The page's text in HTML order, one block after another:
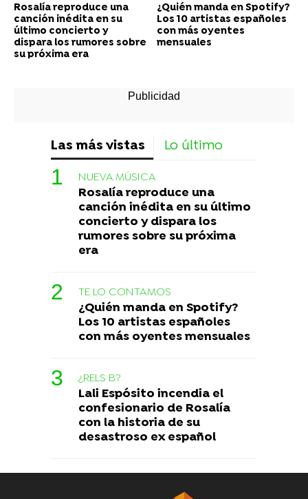
Rosalía reproduce una
canción inédita en su
último concierto y
dispara los rumores sobre
su próxima era
¿Quién manda en Spotify?
Los 10 artistas españoles
con más oyentes
mensuales
Las más vistas Lo último
NUEVA MÚSICA
Rosalía reproduce una
canción inédita en su último
concierto y dispara los
rumores sobre su próxima
era
TE LO CONTAMOS
¿Quién manda en Spotify?
Los 10 artistas españoles
con más oyentes mensuales
¿RELS B?
Lali Espósito incendia el
confesionario de Rosalía
con la historia de su
desastroso ex español